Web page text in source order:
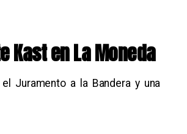
Kast en La Moneda
Juramento a la Bandera y una